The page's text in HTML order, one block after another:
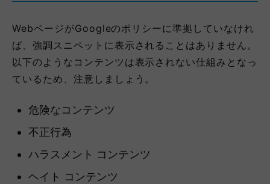
WebページがGoogleのポリシーに準拠していなけれ
ば、強調スニペットに表示されることはありません。
以下のようなコンテンツは表示されない仕組みとなっ
ているため、注意しましょう。
危険なコンテンツ
不正行為
ハラスメント コンテンツ
ヘイト コンテンツ